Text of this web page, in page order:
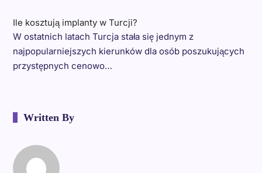
Ile kosztują implanty w Turcji?
W ostatnich latach Turcja stała się jednym z
najpopularniejszych kierunków dla osób poszukujących
przystępnych cenowo…
Written By